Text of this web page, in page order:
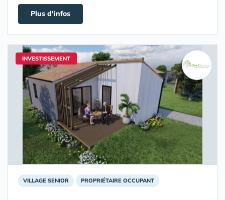
Plus d'infos
INVESTISSEMENT
VILLAGE SENIOR PROPRIÉTAIRE OCCUPANT